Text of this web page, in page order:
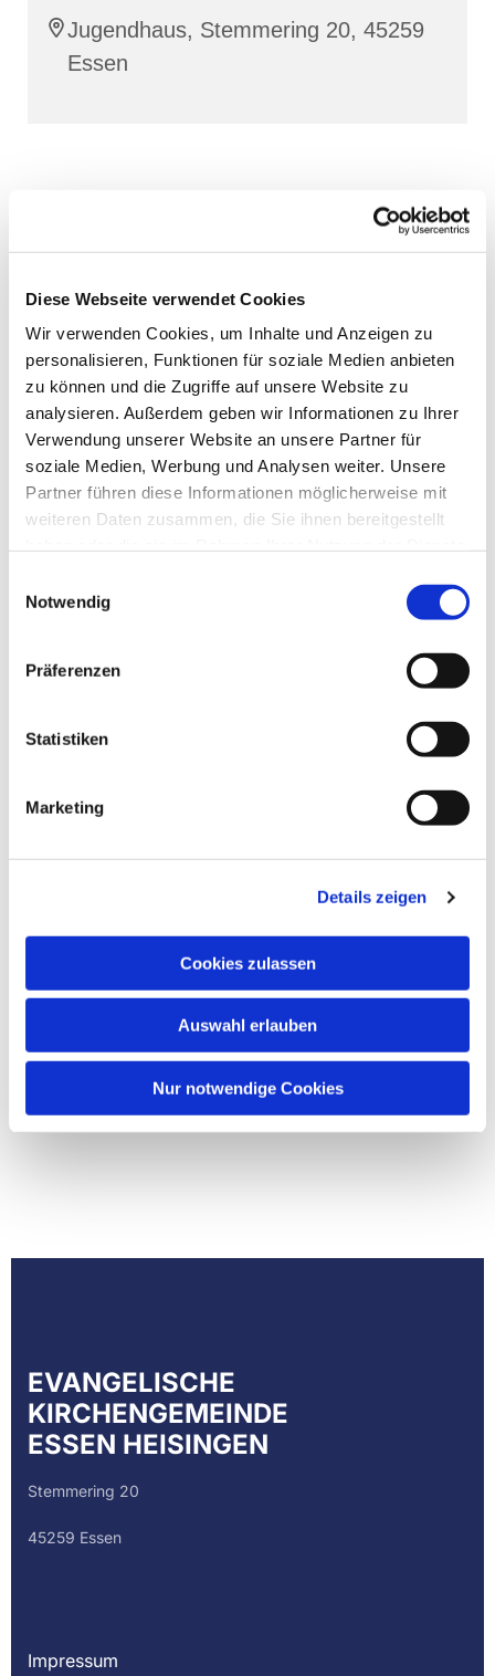
Diese Webseite verwendet Cookies
Wir verwenden Cookies, um Inhalte und Anzeigen zu
personalisieren, Funktionen für soziale Medien anbieten
zu können und die Zugriffe auf unsere Website zu
analysieren. Außerdem geben wir Informationen zu Ihrer
Verwendung unserer Website an unsere Partner für
soziale Medien, Werbung und Analysen weiter. Unsere
Partner führen diese Informationen möglicherweise mit
weiteren Daten zusammen, die Sie ihnen bereitgestellt
Notwendig
Präferenzen
Statistiken
Marketing
Details zeigen
Cookies zulassen
Auswahl erlauben
Nur notwendige Cookies
Jugendhaus, Stemmering 20, 45259
Essen
EVANGELISCHE
KIRCHENGEMEINDE
ESSEN HEISINGEN
Stemmering 20
45259 Essen
Impressum